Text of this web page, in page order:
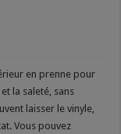
en prenne pour
la saleté, sans
laisser le vinyle,
Vous pouvez